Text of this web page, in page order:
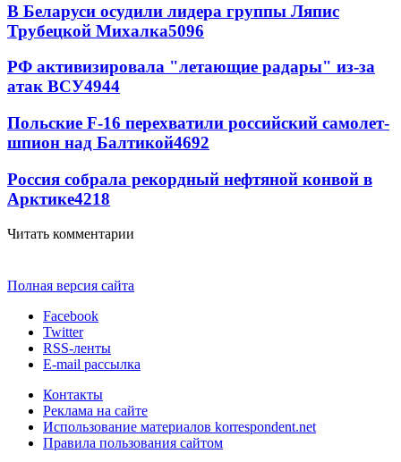
В Беларуси осудили лидера группы Ляпис
Трубецкой Михалка5096
РФ активизировала "летающие радары" из-за
атак ВСУ4944
Польские F-16 перехватили российский самолет-
шпион над Балтикой4692
Россия собрала рекордный нефтяной конвой в
Арктике4218
Читать комментарии
Полная версия сайта
Facebook
Twitter
RSS-ленты
E-mail рассылка
Контакты
Реклама на сайте
Использование материалов korrespondent.net
Правила пользования сайтом